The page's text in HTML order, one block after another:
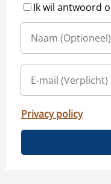
Ik wil antwoord
Privacy policy